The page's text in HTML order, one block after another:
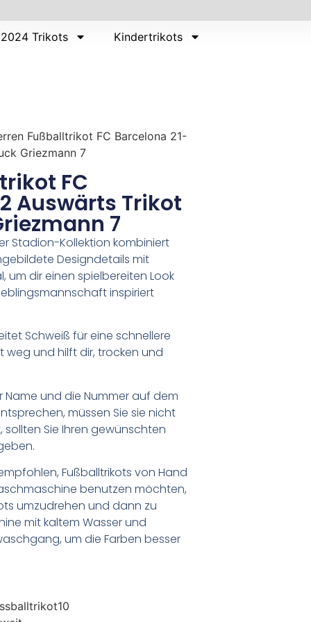
Trikots Kindertrikots
Fußballtrikot FC Barcelona 21-
Griezmann 7
FC
Auswärts Trikot
7
Stadion-Kollektion kombiniert
Designdetails mit
um dir einen spielbereiten Look
inspiriert
Schweiß für eine schnellere
weg und hilft dir, trocken und
Name und die Nummer auf dem
müssen Sie sie nicht
Sie Ihren gewünschten
Fußballtrikots von Hand
benutzen möchten,
umzudrehen und dann zu
mit kaltem Wasser und
um die Farben besser